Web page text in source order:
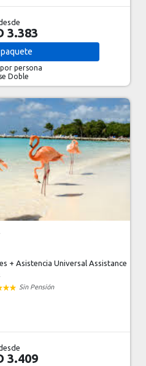
3.383
paquete
persona
Doble
+ Asistencia Universal Assistance
Sin Pensión
3.409